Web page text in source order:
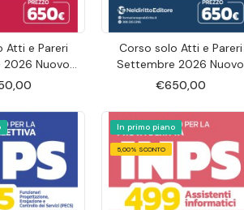
Atti e Pareri
Nuovo
Opzione
Corso solo Atti e Pareri
Settembre 2026 Nuovo
Esame Avvocato Opzione
€650,00
In primo piano
5,00% SCONTO